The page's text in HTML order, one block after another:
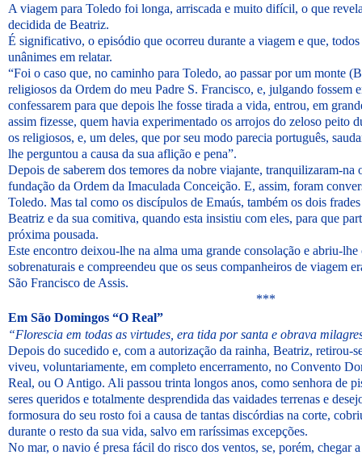
A viagem para Toledo foi longa, arriscada e muito difícil, o que
decidida de Beatriz.
É significativo, o episódio que ocorreu durante a viagem e que, todos
unânimes em relatar.
“Foi o caso que, no caminho para Toledo, ao passar por um monte
religiosos da Ordem do meu Padre S. Francisco, e, julgando fossem
confessarem para que depois lhe fosse tirada a vida, entrou, em
assim fizesse, quem havia experimentado os arrojos do zeloso peito
os religiosos, e, um deles, que por seu modo parecia português,
lhe perguntou a causa da sua aflição e pena”.
Depois de saberem dos temores da nobre viajante, tranquilizaram-na
fundação da Ordem da Imaculada Conceição. E, assim, foram
Toledo. Mas tal como os discípulos de Emaús, também os dois
Beatriz e da sua comitiva, quando esta insistiu com eles, para que
próxima pousada.
Este encontro deixou-lhe na alma uma grande consolação e abriu-lhe
sobrenaturais e compreendeu que os seus companheiros de viagem
São Francisco de Assis.
***
Em São Domingos “O Real”
“Florescia em todas as virtudes, era tida por santa e obrava
Depois do sucedido e, com a autorização da rainha, Beatriz, retirou-
viveu, voluntariamente, em completo encerramento, no Convento
Real, ou O Antigo. Ali passou trinta longos anos, como senhora de
seres queridos e totalmente desprendida das vaidades terrenas e
formosura do seu rosto foi a causa de tantas discórdias na corte,
durante o resto da sua vida, salvo em raríssimas excepções.
No mar, o navio é presa fácil do risco dos ventos, se, porém, chegar